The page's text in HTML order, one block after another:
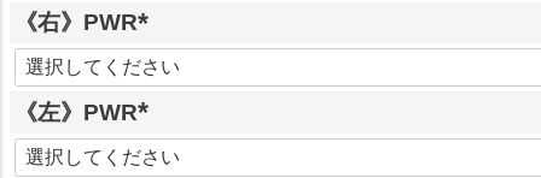
《右》PWR
(
必
須
)
《左》PWR
(
必